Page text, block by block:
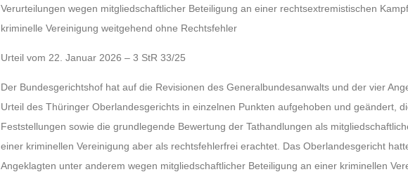
Verurteilungen wegen mitgliedschaftlicher Beteiligung an einer rechtsextremistischen
kriminelle Vereinigung weitgehend ohne Rechtsfehler
Urteil vom 22. Januar 2026 – 3 StR 33/25
Der Bundesgerichtshof hat auf die Revisionen des Generalbundesanwalts und der vier
Urteil des Thüringer Oberlandesgerichts in einzelnen Punkten aufgehoben und geändert,
Feststellungen sowie die grundlegende Bewertung der Tathandlungen als
einer kriminellen Vereinigung aber als rechtsfehlerfrei erachtet. Das Oberlandesgericht
Angeklagten unter anderem wegen mitgliedschaftlicher Beteiligung an einer kriminellen